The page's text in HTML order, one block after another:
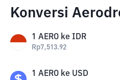
Konversi
1 AERO ke IDR
Rp7,513.92
1 AERO ke USD